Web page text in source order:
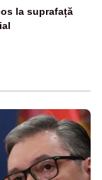
la suprafață